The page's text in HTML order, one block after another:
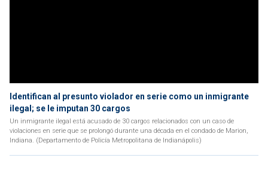
Identifican al presunto violador en serie como un inmigrante
ilegal; se le imputan 30 cargos
Un inmigrante ilegal está acusado de 30 cargos relacionados con un caso de
violaciones en serie que se prolongó durante una década en el condado de Marion,
Indiana. (Departamento de Policía Metropolitana de Indianápolis)